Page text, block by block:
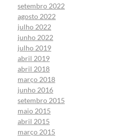
setembro 2022
agosto 2022
julho 2022
junho 2022
julho 2019
abril 2019
abril 2018
março 2018
junho 2016
setembro 2015
maio 2015
abril 2015
março 2015